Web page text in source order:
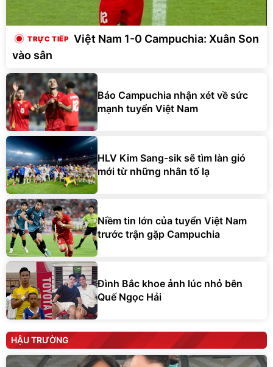
Việt Nam 1-0 Campuchia: Xuân Son
vào sân
Báo Campuchia nhận xét về sức
mạnh tuyển Việt Nam
HLV Kim Sang-sik sẽ tìm làn gió
mới từ những nhân tố lạ
Niềm tin lớn của tuyển Việt Nam
trước trận gặp Campuchia
Đình Bắc khoe ảnh lúc nhỏ bên
Quế Ngọc Hải
HẬU TRƯỜNG